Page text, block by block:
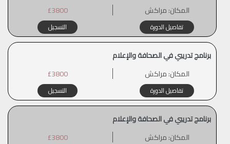
المكان:مراكش £3800
تفاصيل الدورة التسجيل
برنامج تدريبي في الصحافة والإعلام
المكان:مراكش £3800
تفاصيل الدورة التسجيل
برنامج تدريبي في الصحافة والإعلام
المكان:مراكش £3800